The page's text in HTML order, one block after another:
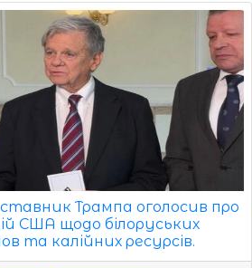
Трампа оголосив про
США щодо білоруських
та калійних ресурсів.